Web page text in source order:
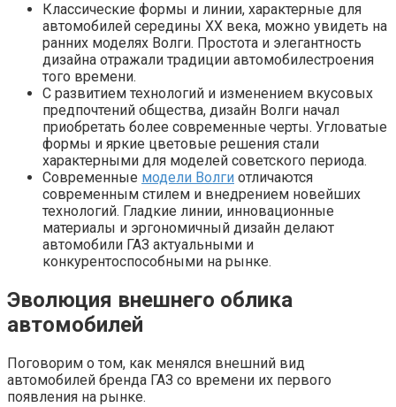
Классические формы и линии, характерные для
автомобилей середины XX века, можно увидеть на
ранних моделях Волги. Простота и элегантность
дизайна отражали традиции автомобилестроения
того времени.
С развитием технологий и изменением вкусовых
предпочтений общества, дизайн Волги начал
приобретать более современные черты. Угловатые
формы и яркие цветовые решения стали
характерными для моделей советского периода.
Современные модели Волги отличаются
современным стилем и внедрением новейших
технологий. Гладкие линии, инновационные
материалы и эргономичный дизайн делают
автомобили ГАЗ актуальными и
конкурентоспособными на рынке.
Эволюция внешнего облика
автомобилей
Поговорим о том, как менялся внешний вид
автомобилей бренда ГАЗ со времени их первого
появления на рынке.